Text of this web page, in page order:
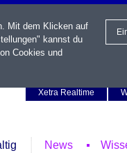
Xetra Realtime
News
Mit dem Klicken auf
kannst du
Cookies und